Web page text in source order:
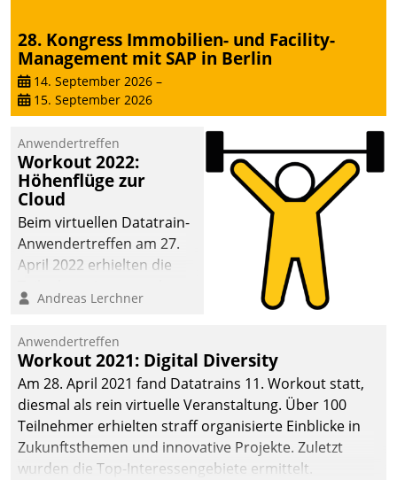
Uhr.
28. Kongress Immobilien- und Facility-
Management mit SAP in Berlin
14. September 2026 –
15. September 2026
Anwendertreffen
Workout 2022:
Höhenflüge zur
Cloud
Beim virtuellen Datatrain-
Anwendertreffen am 27.
April 2022 erhielten die
Teilnehmer kurzweilige
Cloud-Strategien und -
Lösungen mit hohem
Zukunftspotenzial.
Andreas Lerchner
Anwendertreffen
Workout 2021: Digital Diversity
Am 28. April 2021 fand Datatrains 11. Workout statt,
diesmal als rein virtuelle Veranstaltung. Über 100
Teilnehmer erhielten straff organisierte Einblicke in
Zukunftsthemen und innovative Projekte. Zuletzt
wurden die Top-Interessengebiete ermittelt.